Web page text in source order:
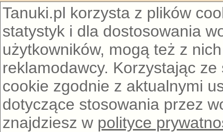
Tanuki.pl korzysta z plików
statystyk i dla dostosowania
użytkowników, mogą też z
reklamodawcy. Korzystając
cookie zgodnie z aktualnymi
dotyczące stosowania przez
znajdziesz w polityce